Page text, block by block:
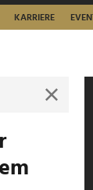
KARRIERE